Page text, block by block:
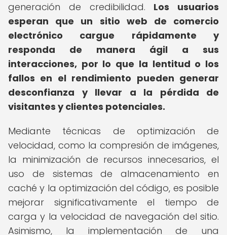
generación de credibilidad. Los usuarios
esperan que un sitio web de comercio
electrónico cargue rápidamente y
responda de manera ágil a sus
interacciones, por lo que la lentitud o los
fallos en el rendimiento pueden generar
desconfianza y llevar a la pérdida de
visitantes y clientes potenciales.
Mediante técnicas de optimización de
velocidad, como la compresión de imágenes,
la minimización de recursos innecesarios, el
uso de sistemas de almacenamiento en
caché y la optimización del código, es posible
mejorar significativamente el tiempo de
carga y la velocidad de navegación del sitio.
Asimismo, la implementación de una